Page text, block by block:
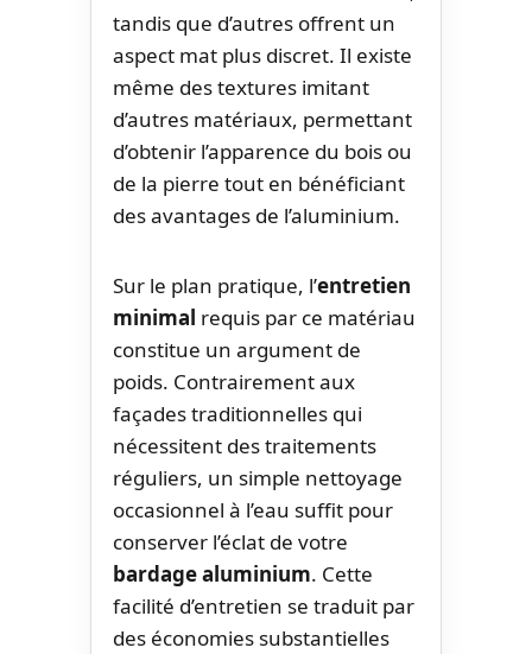
tandis que d’autres offrent un
aspect mat plus discret. Il existe
même des textures imitant
d’autres matériaux, permettant
d’obtenir l’apparence du bois ou
de la pierre tout en bénéficiant
des avantages de l’aluminium.
Sur le plan pratique, l’entretien
minimal requis par ce matériau
constitue un argument de
poids. Contrairement aux
façades traditionnelles qui
nécessitent des traitements
réguliers, un simple nettoyage
occasionnel à l’eau suffit pour
conserver l’éclat de votre
bardage aluminium. Cette
facilité d’entretien se traduit par
des économies substantielles